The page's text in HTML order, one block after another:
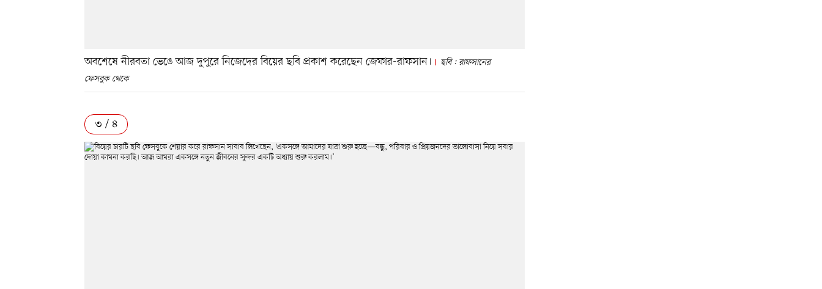
অবশেষে নীরবতা ভেঙে আজ দুপুরে নিজেদের বিয়ের ছবি প্রকাশ করেছেন জেফার-রাফসান।
ছবি : রাফসানের
ফেসবুক থেকে
৩ / ৪